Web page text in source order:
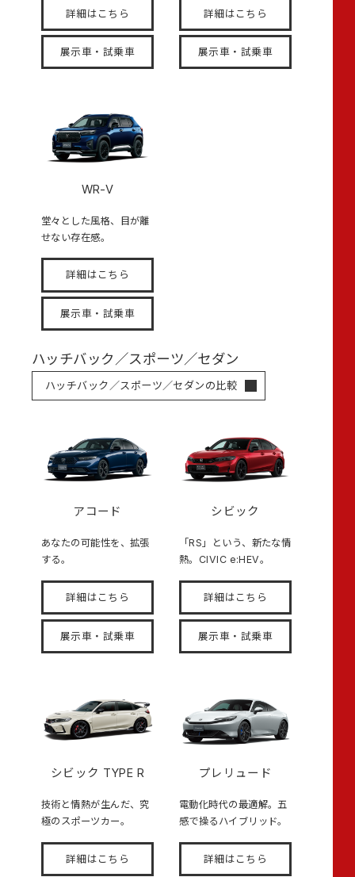
詳細はこちら
展示車・試乗車
詳細はこちら
展示車・試乗車
WR-V
堂々とした風格、目が離
せない存在感。
詳細はこちら
展示車・試乗車
ハッチバック／スポーツ／セダン
ハッチバック／スポーツ／セダンの比較
アコード
あなたの可能性を、拡張
する。
詳細はこちら
展示車・試乗車
シビック
「RS」という、新たな情
熱。CIVIC e:HEV。
詳細はこちら
展示車・試乗車
シビック TYPE R
技術と情熱が生んだ、究
極のスポーツカー。
詳細はこちら
プレリュード
電動化時代の最適解。五
感で操るハイブリッド。
詳細はこちら